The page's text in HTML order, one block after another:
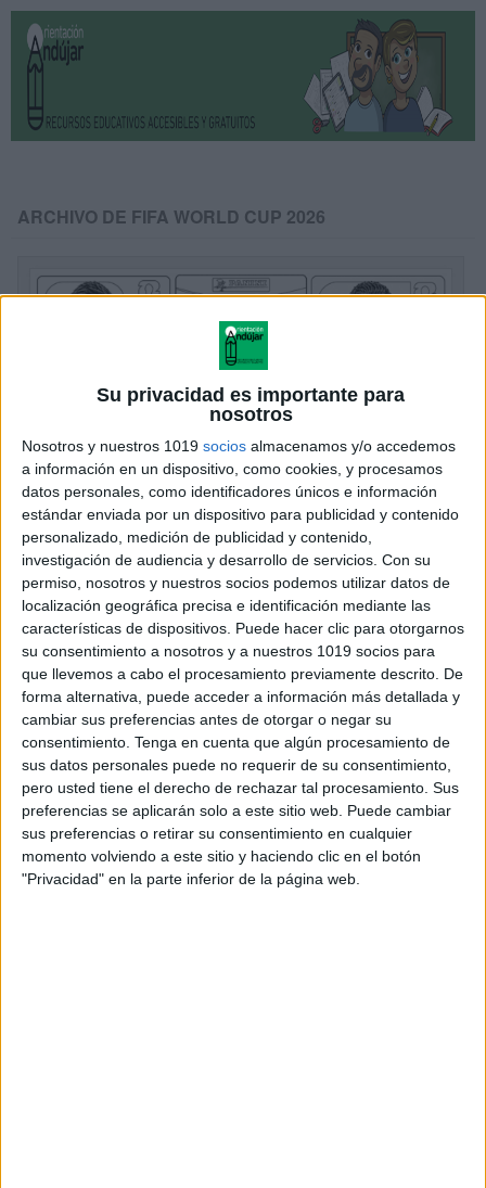
Su privacidad es importante para
nosotros
Nosotros y nuestros 1019 socios almacenamos y/o accedemos
a información en un dispositivo, como cookies, y procesamos
datos personales, como identificadores únicos e información
estándar enviada por un dispositivo para publicidad y contenido
personalizado, medición de publicidad y contenido,
investigación de audiencia y desarrollo de servicios. Con su
permiso, nosotros y nuestros socios podemos utilizar datos de
localización geográfica precisa e identificación mediante las
características de dispositivos. Puede hacer clic para otorgarnos
su consentimiento a nosotros y a nuestros 1019 socios para
que llevemos a cabo el procesamiento previamente descrito. De
forma alternativa, puede acceder a información más detallada y
cambiar sus preferencias antes de otorgar o negar su
consentimiento. Tenga en cuenta que algún procesamiento de
sus datos personales puede no requerir de su consentimiento,
pero usted tiene el derecho de rechazar tal procesamiento. Sus
preferencias se aplicarán solo a este sitio web. Puede cambiar
sus preferencias o retirar su consentimiento en cualquier
momento volviendo a este sitio y haciendo clic en el botón
"Privacidad" en la parte inferior de la página web.
ARCHIVO DE FIFA WORLD CUP 2026
Cromos para colorear Álbum de estrellas
del Mundial 2026
Publicado el 6 junio, 2026
Este álbum de estrellas del Mundial 2026 reúne
ilustraciones listas para colorear inspiradas en
algunos de los futbolistas más destacados del torneo.
Cada cromo se convierte en una oportunidad para
aprender, coleccionar […]
SEGUIR LEYENDO
Buscar